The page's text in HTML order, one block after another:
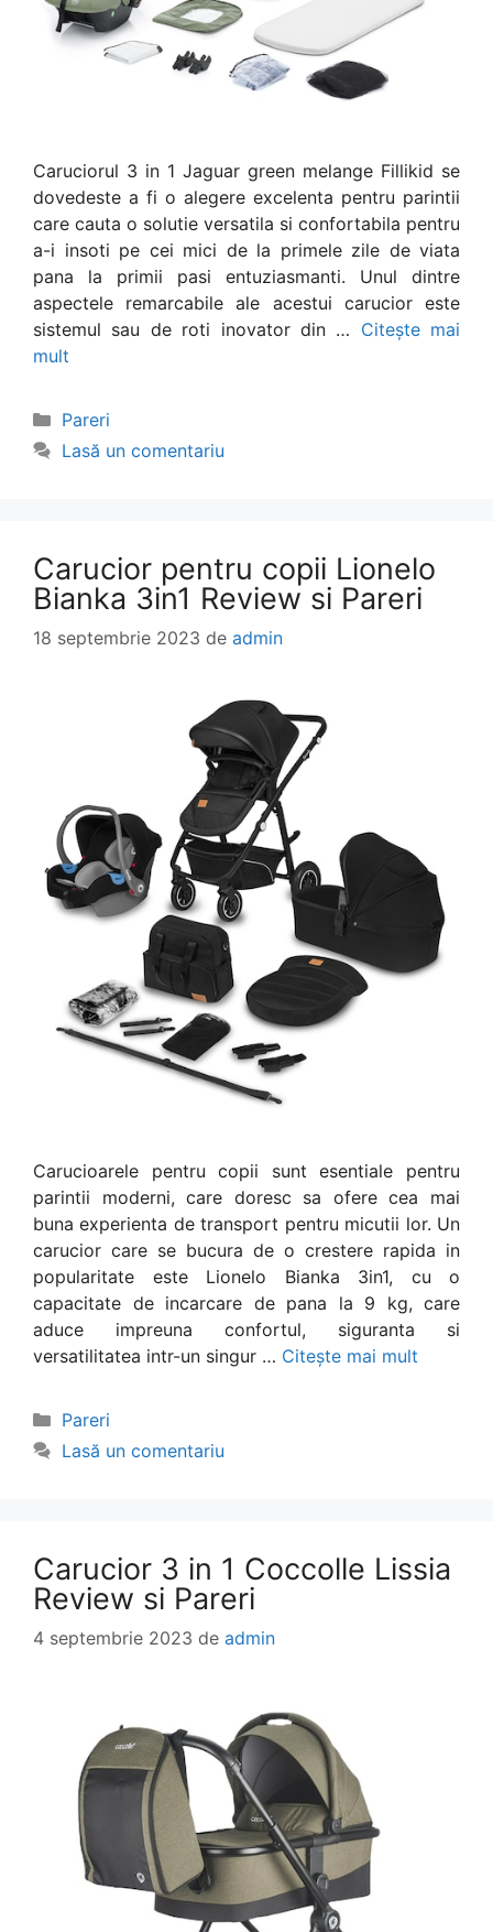
Caruciorul 3 in 1 Jaguar green melange Fillikid se
dovedeste a fi o alegere excelenta pentru parintii
care cauta o solutie versatila si confortabila pentru
a-i insoti pe cei mici de la primele zile de viata
pana la primii pasi entuziasmanti. Unul dintre
aspectele remarcabile ale acestui carucior este
sistemul sau de roti inovator din … Citește mai
mult
Categorii
Pareri
Lasă un comentariu
Carucior pentru copii Lionelo
Bianka 3in1 Review si Pareri
18 septembrie 2023 de admin
Carucioarele pentru copii sunt esentiale pentru
parintii moderni, care doresc sa ofere cea mai
buna experienta de transport pentru micutii lor. Un
carucior care se bucura de o crestere rapida in
popularitate este Lionelo Bianka 3in1, cu o
capacitate de incarcare de pana la 9 kg, care
aduce impreuna confortul, siguranta si
versatilitatea intr-un singur … Citește mai mult
Categorii
Pareri
Lasă un comentariu
Carucior 3 in 1 Coccolle Lissia
Review si Pareri
4 septembrie 2023 de admin